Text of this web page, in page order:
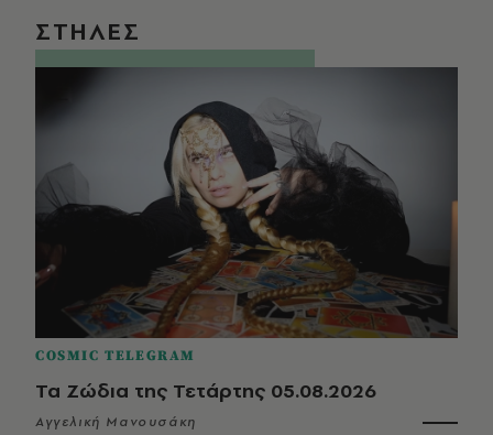
ΣΤΗΛΕΣ
COSMIC TELEGRAM
Τα Ζώδια της Τετάρτης 05.08.2026
Αγγελική Μανουσάκη